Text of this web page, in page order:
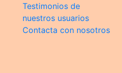
Testimonios de
nuestros usuarios
Contacta con nosotros